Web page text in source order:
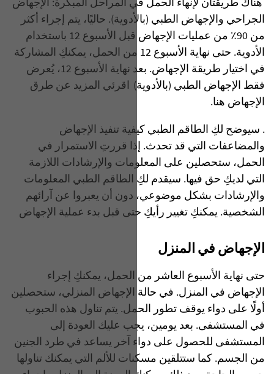
هناك طريقتان لإنهاء الحمل في المراحل المبكرة: الإجهاض
الجراحي والإجهاض الطبي (بالأدوية). حاليًا، يتم إجراء أكثر
من 90٪ من عمليات الإجهاض قبل الأسبوع 12 باستخدام
الأدوية. حتى نهاية الأسبوع 12 من الحمل، يمكنكِ المشاركة
في اختيار طريقة الإجهاض. بعد نهاية الأسبوع 12، يُعرض
فقط الإجهاض الطبي (بالأدوية) اقرئي المزيد عن طرق
الإجهاض هنا.
. سيوضح لكِ الطاقم الطبي كيفية تنفيذ الإجهاض
والمضاعفات التي قد تحدث. إذا قررتِ الاستمرار في
الحمل، ستحصلين على المعلومات والإرشادات اللازمة
التي لديكِ حق فيها. سيقدم لكِ الطاقم الطبي المعلومات
والإرشادات بشكل موضوعي، دون أن يعبروا عن آرائهم
الشخصية. يمكنكِ تغيير رأيكِ حتى قبل بدء عملية الإجهاض
الإجهاض في المنزل
حتى نهاية الأسبوع العاشر من الحمل، يمكنكِ إجراء
الإجهاض في المنزل. في حالة الإجهاض المنزلي، ستحصلين
أولًا على دواء يوقف تطور الحمل. يتم تناول هذه الحبوب
في المستشفى. بعد يومين، يجب عليك العودة إلى
المستشفى للحصول على دواء آخر يساعد في طرد الجنين
من الجسم. كما ستتلقين مسكنات للألم التي يمكنك تناولها